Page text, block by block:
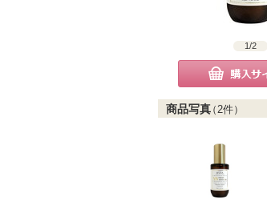
1/2
購入サイトへ
商品写真（2件）